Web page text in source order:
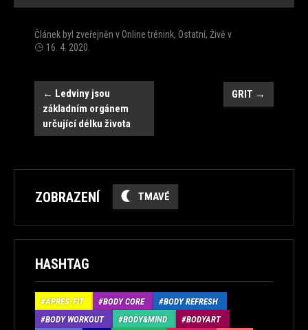
Článek byl zveřejněn vOnline trénink, Ostatní, Živě v
16. 4. 2020
Navigace
← Ledviny jsou
základním orgánem
určující délku života
GRIT →
ZOBRAZENÍ TMAVÉ
HASHTAG
APRÉS-FIT BODY CORE
BODY REFRESH
BODY WORKOUT
BODY&MIND BODYART